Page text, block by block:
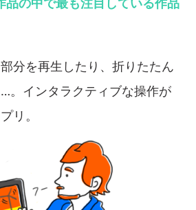
分を再生したり、折りたたん
。インタラクティブな操作が
リ。